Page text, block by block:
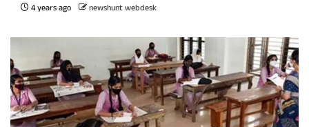
4 years ago newshunt webdesk